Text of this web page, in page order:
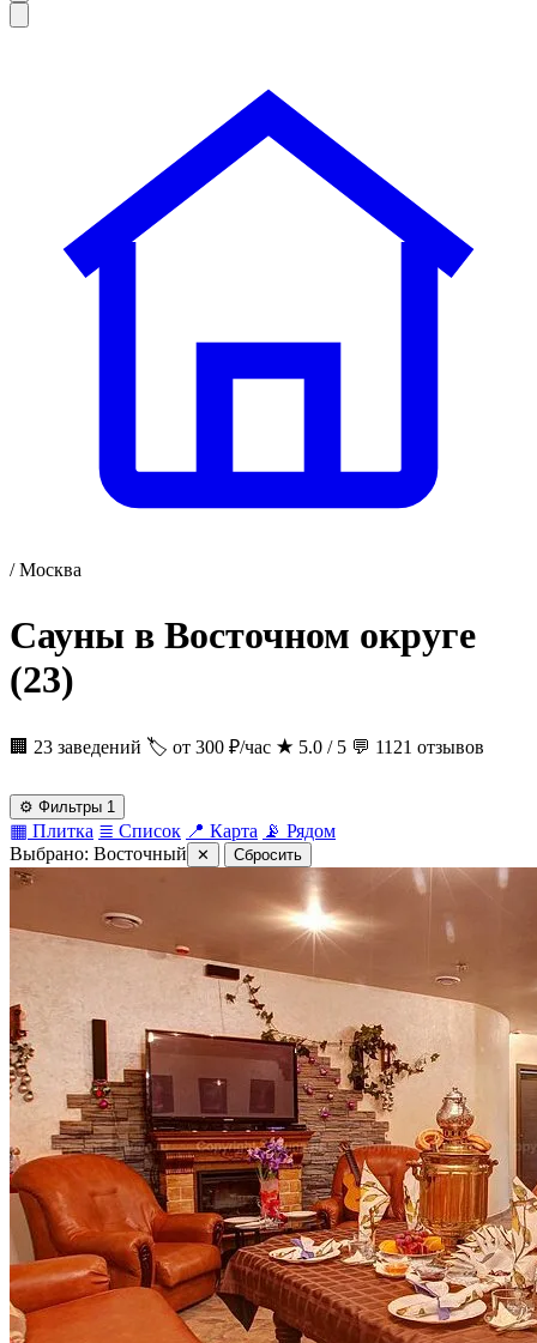
/ Москва
Сауны в Восточном округе
(23)
🏢 23 заведений 🏷 от 300 ₽/час ★ 5.0 / 5 💬 1121 отзывов
⚙ Фильтры 1
▦ Плитка ≣ Список 📍 Карта 📡 Рядом
Выбрано: Восточный ✕ Сбросить